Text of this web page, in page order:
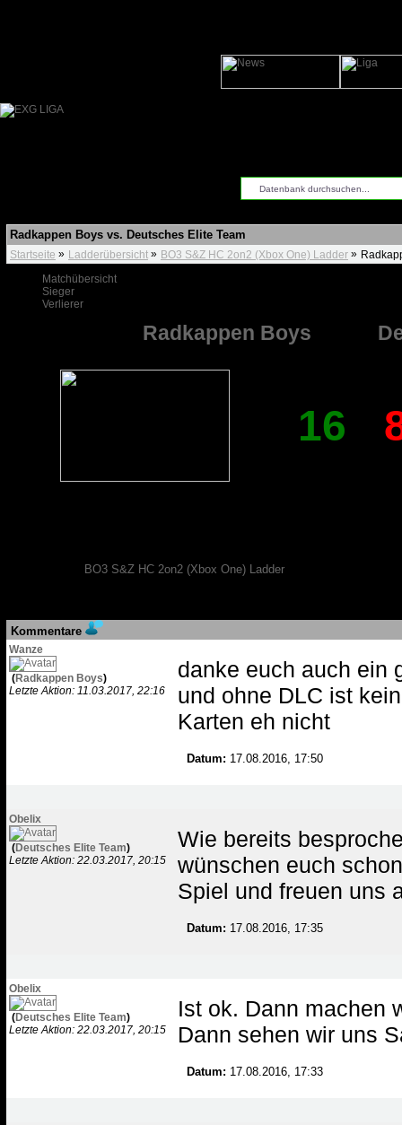
Radkappen Boys vs. Deutsches Elite Team
Startseite » Ladderübersicht » BO3 S&Z HC 2on2 (Xbox One) Ladder »
Matchübersicht
Sieger
Verlierer
Radkappen Boys
16
BO3 S&Z HC 2on2 (Xbox One) Ladder
Kommentare
Wanze
(Radkappen Boys)
Letzte Aktion: 11.03.2017, 22:16
danke euch auch ein
und ohne DLC ist
Karten eh nicht
Datum: 17.08.2016, 17:50
Obelix
(Deutsches Elite Team)
Letzte Aktion: 22.03.2017, 20:15
Wie bereits
wünschen euch
Spiel und freuen uns
Datum: 17.08.2016, 17:35
Obelix
(Deutsches Elite Team)
Letzte Aktion: 22.03.2017, 20:15
Ist ok. Dann machen
Dann sehen wir uns
Datum: 17.08.2016, 17:33